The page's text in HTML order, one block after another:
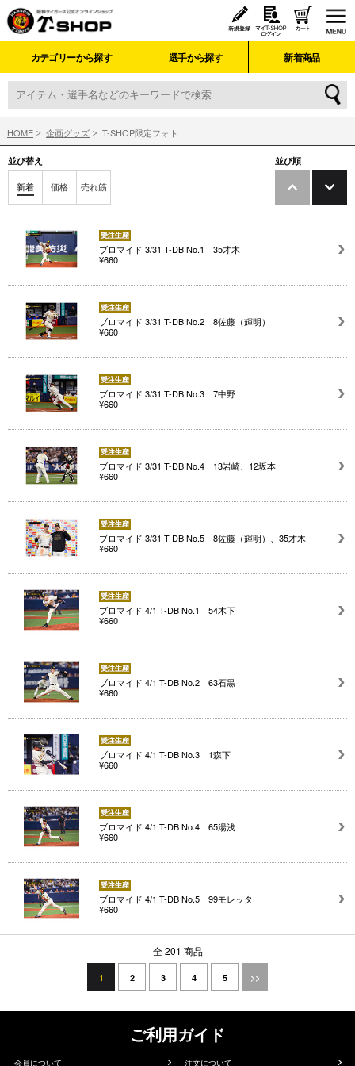
カテゴリーから探す 選手から探す 新着商品
HOME 企画グッズ T-SHOP限定フォト
並び替え
新着 価格 売れ筋
並び順
ブロマイド 3/31 T-DB No.1 35才木
¥660
ブロマイド 3/31 T-DB No.2 8佐藤（輝明）
¥660
ブロマイド 3/31 T-DB No.3 7中野
¥660
ブロマイド 3/31 T-DB No.4 13岩崎、12坂本
¥660
ブロマイド 3/31 T-DB No.5 8佐藤（輝明）、35才木
¥660
ブロマイド 4/1 T-DB No.1 54木下
¥660
ブロマイド 4/1 T-DB No.2 63石黒
¥660
ブロマイド 4/1 T-DB No.3 1森下
¥660
ブロマイド 4/1 T-DB No.4 65湯浅
¥660
ブロマイド 4/1 T-DB No.5 99モレッタ
¥660
全 201 商品
1 2 3 4 5 >>
ご利用ガイド
会員について 注文について